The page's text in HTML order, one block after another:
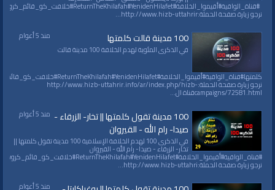
نرجو زيارة صفحة الحملة:http://www.hizb-uttahrir...
منذ 5 أعوام
100 مدينة قالت كلمتها
في الذكرى المئوية لهدم الخلافة 100 مدينة قالت
نرجو زيارة صفحة الحملة:http://www.hizb-uttahrir.info/ar/index.php/hizb-
campaigns/72581.htmlقناة ال...
منذ 5 أعوام 100 مدينة تقول كلمتها || تخار- الزرقاء -
صيدا- رام الله - القيروان
في الذكرى 100 لهدم الخلافة الإسلامية 100 مدينة تقول كلمتها ||
تخار- الزرقاء - صيدا- رام الله - القيروان
نرجو زيارة صفحة الحملة:http://www.hizb-uttahri...
منذ 5 أعوام